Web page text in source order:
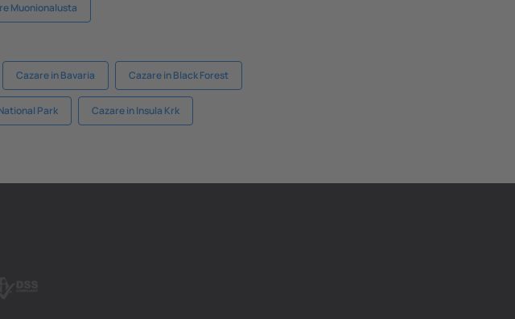
Muonionalusta
Cazare in Bavaria Cazare in Black Forest
Park Cazare in Insula Krk